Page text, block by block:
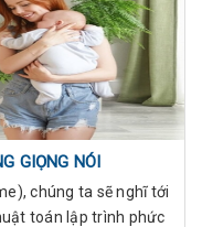
GIỌNG NÓI
chúng ta sẽ nghĩ tới
toán lập trình phức